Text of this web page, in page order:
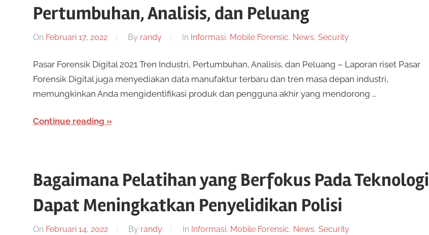
Pertumbuhan, Analisis, dan Peluang
On Februari 17, 2022 By randy In Informasi, Mobile Forensic, News, Security
Pasar Forensik Digital 2021 Tren Industri, Pertumbuhan, Analisis, dan Peluang – Laporan riset Pasar
Forensik Digital juga menyediakan data manufaktur terbaru dan tren masa depan industri,
memungkinkan Anda mengidentifikasi produk dan pengguna akhir yang mendorong …
Continue reading
Bagaimana Pelatihan yang Berfokus Pada Teknologi
Dapat Meningkatkan Penyelidikan Polisi
On Februari 14, 2022 By randy In Informasi, Mobile Forensic, News, Security